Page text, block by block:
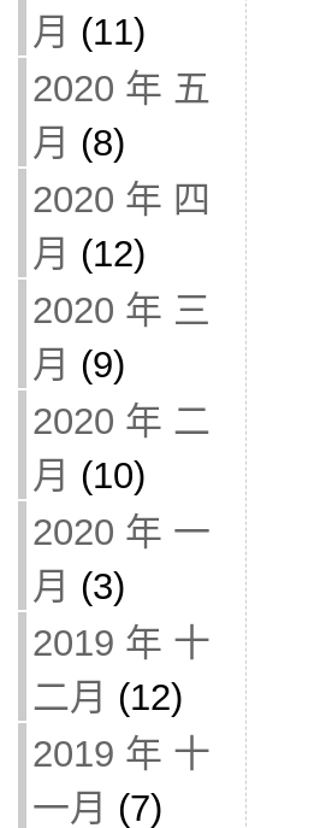
月 (11)
2020 年 五
月 (8)
2020 年 四
月 (12)
2020 年 三
月 (9)
2020 年 二
月 (10)
2020 年 一
月 (3)
2019 年 十
二月 (12)
2019 年 十
一月 (7)